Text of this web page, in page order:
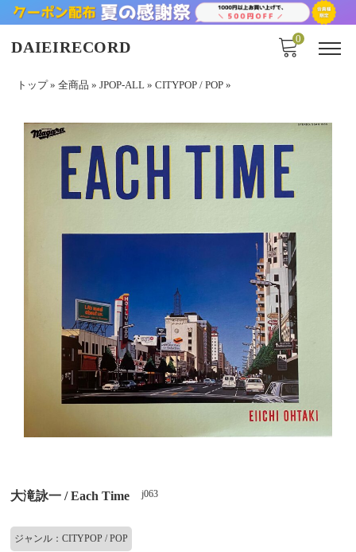
DAIEIRECORD 0
トップ» 全商品 » JPOP-ALL » CITYPOP / POP »
大滝詠一 / Each Time j063
ジャンル：CITYPOP / POP